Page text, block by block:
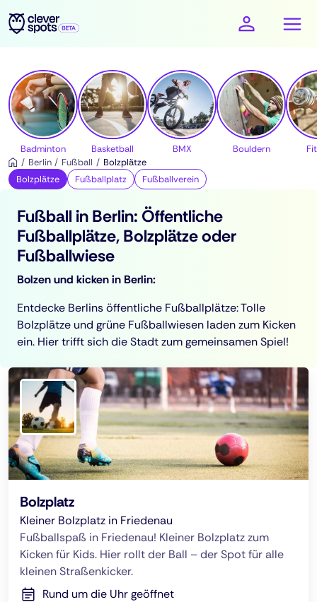
cleverspots - Sport
Badminton Basketball BMX Bouldern
Berlin
Fußball
Bolzplätze
Bolzplätze
Fußballplatz Fußballverein
Fußball in Berlin: Öffentliche
Fußballplätze, Bolzplätze oder
Fußballwiese
Bolzen und kicken in Berlin:
Entdecke Berlins öffentliche Fußballplätze: Tolle
Bolzplätze und grüne Fußballwiesen laden zum Kicken
ein. Hier trifft sich die Stadt zum gemeinsamen Spiel!
Bolzplatz
Kleiner Bolzplatz in Friedenau
Fußballspaß in Friedenau! Kleiner Bolzplatz zum
Kicken für Kids. Hier rollt der Ball – der Spot für alle
kleinen Straßenkicker.
Rund um die Uhr geöffnet